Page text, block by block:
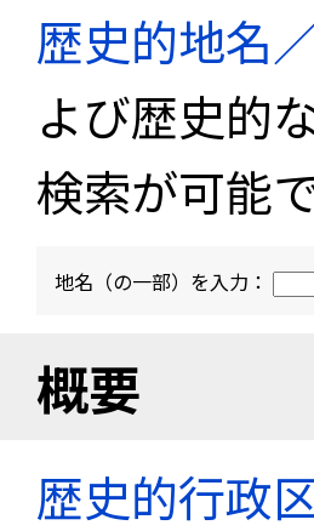
歴史的地名
よび歴史的
検索が可能で
地名（の一部）を入力：
概要
歴史的行政